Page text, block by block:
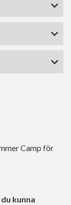
Camp för
kunna